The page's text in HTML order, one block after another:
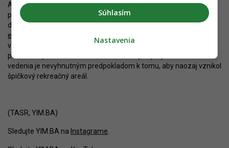
Aktuálna situácia je tak výrazným posunom. Veľký Draždiak je
pokladom Petržalky s rastúcou popularitou a s čoraz lepšou
dostupnosťou, k čomu dopomôže aj dokončenie rozostavanej
električkovej radiály
. V jeho susedstve by sa mal realizovať
vyvážený mix investícií, ktorý prinesie zlepšenie verejného
priestoru aj zriadenie služieb v rámci nových projektov. Preložka
vedenia je nevyhnutným predpokladom k tomu, aby naozaj vznikol
špičkový rekreačný areál.
(TASR, YIM.BA)
Sledujte YIM.BA na Instagrame.
Súhlasím
Nastavenia